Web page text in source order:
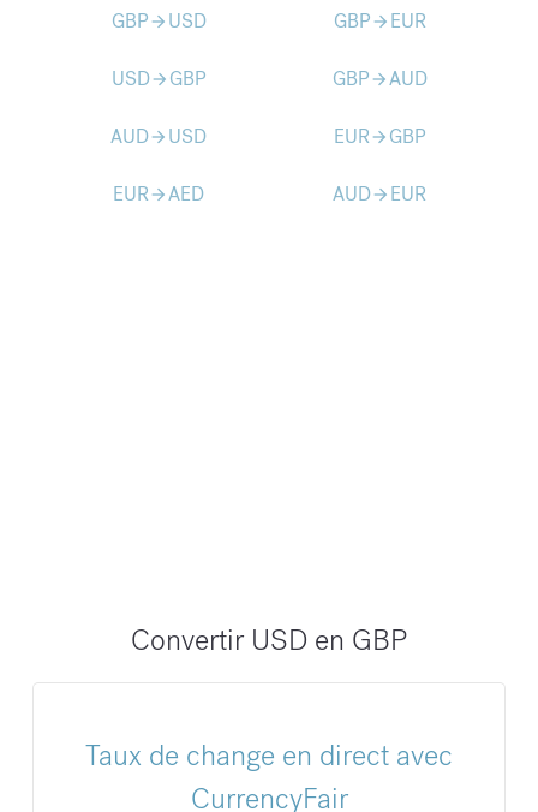
GBParrow_forward USD GBParrow_forward EUR
USDarrow_forward GBP GBParrow_forwardAUD
AUDarrow_forward USD EURarrow_forward GBP
EURarrow_forwardAED AUDarrow_forward EUR
Convertir USD en GBP
Taux de change en direct avec
CurrencyFair